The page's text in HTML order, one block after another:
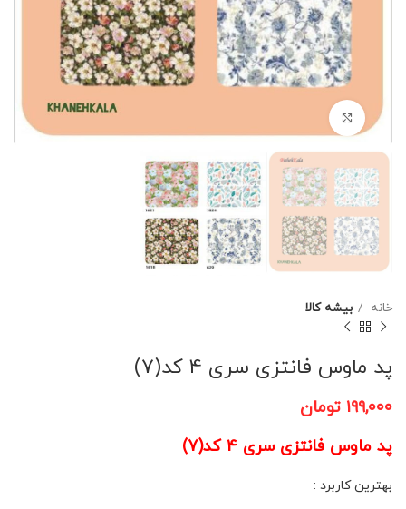
خانه بیشه کالا
پد ماوس فانتزی سری 4 کد(7)
۱۹۹,۰۰۰ تومان
پد ماوس فانتزی سری 4 کد(7)
بهترین کاربرد :